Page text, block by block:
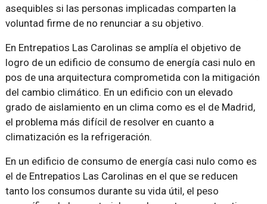
asequibles si las personas implicadas comparten la
voluntad firme de no renunciar a su objetivo.
En Entrepatios Las Carolinas se amplía el objetivo de
logro de un edificio de consumo de energía casi nulo en
pos de una arquitectura comprometida con la mitigación
del cambio climático. En un edificio con un elevado
grado de aislamiento en un clima como es el de Madrid,
el problema más difícil de resolver en cuanto a
climatización es la refrigeración.
En un edificio de consumo de energía casi nulo como es
el de Entrepatios Las Carolinas en el que se reducen
tanto los consumos durante su vida útil, el peso